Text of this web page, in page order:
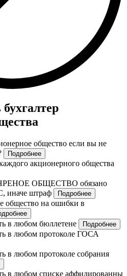
общество если вы не
Подробнее
акционерного общества
ОБЩЕСТВО обязано
иначе штраф
Подробнее
общество на ошибки в
в любом бюллетене Подробнее
в любом протоколе ГОСА
в любом протоколе собрания
в любом списке аффилированны